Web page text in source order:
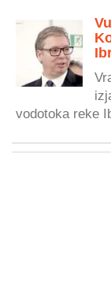
vodotoka reke